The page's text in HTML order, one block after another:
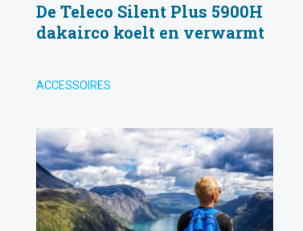
De Teleco Silent Plus 5900H
dakairco koelt en verwarmt
ACCESSOIRES